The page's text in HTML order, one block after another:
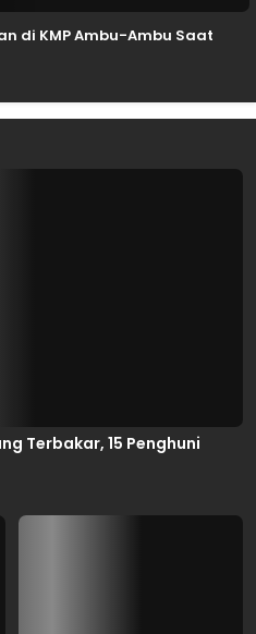
di KMP Ambu-Ambu Saat
Terbakar, 15 Penghuni